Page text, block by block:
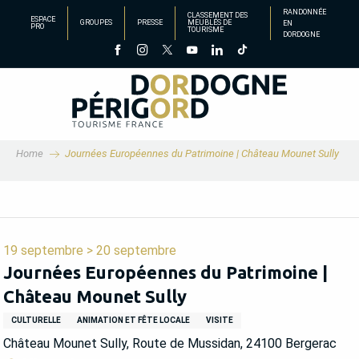
principal
ESPACE
PRO
GROUPES PRESSE
CLASSEMENT DES
MEUBLÉS DE
TOURISME
RANDONNÉE
EN
DORDOGNE
Home Journées Européennes du Patrimoine | Château Mounet Sully
19 septembre > 20 septembre
Journées Européennes du Patrimoine |
Château Mounet Sully
CULTURELLE ANIMATION ET FÊTE LOCALE VISITE
Château Mounet Sully, Route de Mussidan, 24100 Bergerac